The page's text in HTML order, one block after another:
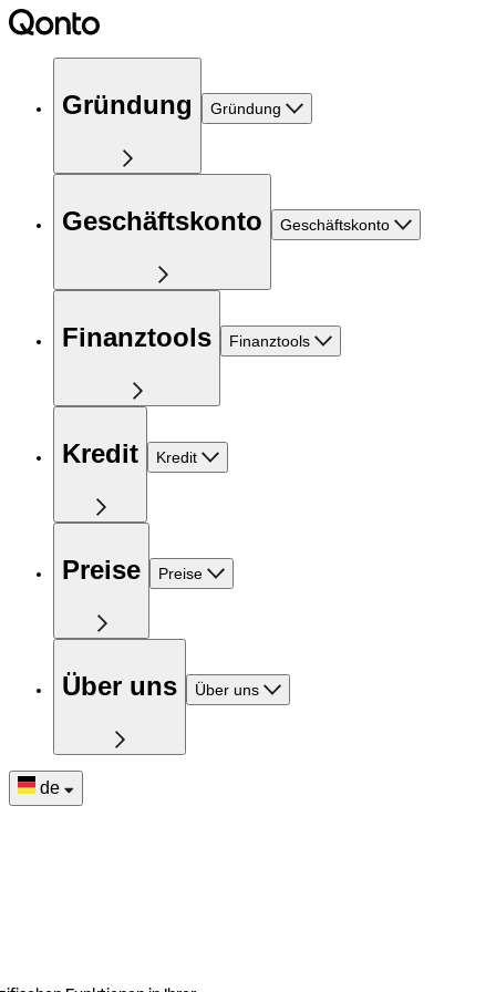
Gründung Gründung
Geschäftskonto Geschäftskonto
Finanztools Finanztools
Kredit Kredit
Preise Preise
Über uns Über uns
de